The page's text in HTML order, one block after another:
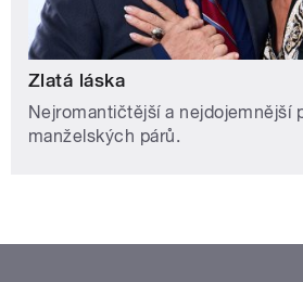
Zlatá láska
Nejromantičtější a nejdojemnější
manželských párů.